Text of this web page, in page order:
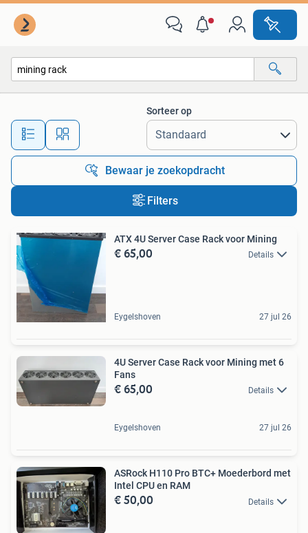
Alle afstanden…
Sorteer op
Bewaar je zoekopdracht
Filters
ATX 4U Server Case Rack voor Mining
€ 65,00 Details
Eygelshoven 27 jul 26
4U Server Case Rack voor Mining met 6
Fans
€ 65,00 Details
Eygelshoven 27 jul 26
ASRock H110 Pro BTC+ Moederbord met
Intel CPU en RAM
€ 50,00 Details